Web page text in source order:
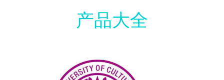
产品大全